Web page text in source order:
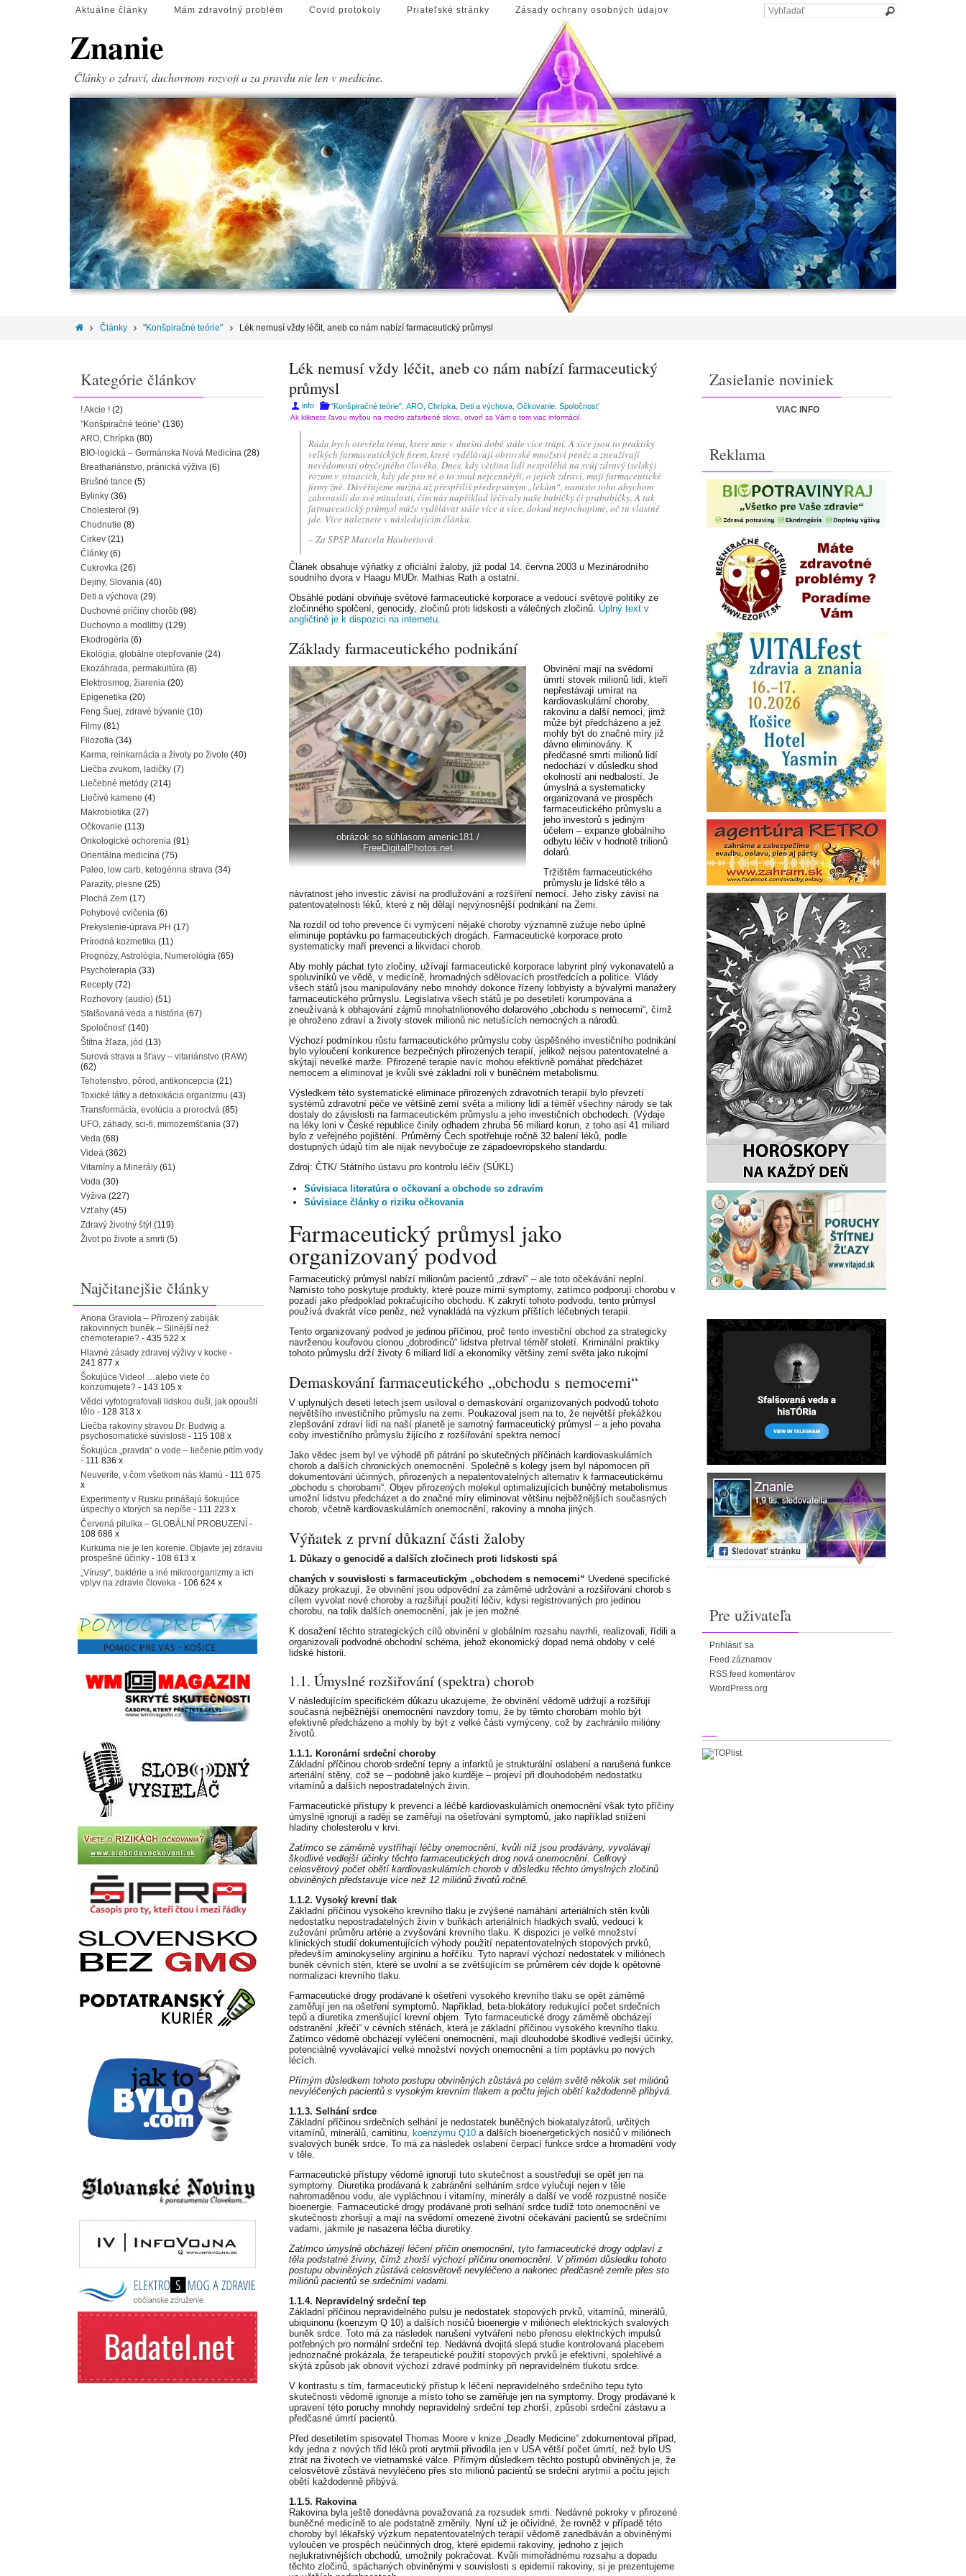
Aktuálne články Mám zdravotný problém Covid protokoly Priateľské stránky Zásady ochrany osobných údajov
Znanie
Články o zdraví, duchovnom rozvoji a za pravdu nie len v medicíne.
Články "Konšpiračné teórie" Lék nemusí vždy léčit, aneb co nám nabízí farmaceutický průmysl
Lék nemusí vždy léčit, aneb co nám nabízí farmaceutický
průmysl
info "Konšpiračné teórie", ARO, Chrípka, Deti a výchova, Očkovanie, Spoločnosť
Ak kliknete ľavou myšou na modro zafarbené slovo, otvorí sa Vám o tom viac informácií.
Ráda bych otevřela téma, které mne v dnešní době stále více trápí. A sice jsou to praktiky
velkých farmaceutických firem, které vydělávají obrovské množství peněz a zneužívají
nevědomosti obyčejného člověka. Dnes, kdy většina lidí nespoléhá na svůj zdravý (selský)
rozum v situacích, kdy jde pro ně o to snad nejcennější, o jejich zdraví, mají farmaceutické
firmy žně. Důvěřujeme možná až přespříliš předepsaným „lékům“, namísto toho abychom
zabrousili do své minulosti, čím nás například léčívaly naše babičky či prababičky. A tak
farmaceutický průmysl může vydělávat stále více a více, dokud nepochopíme, oč tu vlastně
jde. Více naleznete v následujícím článku.
– Za SPSP Marcela Haubertová
Článek obsahuje výňatky z oficiální žaloby, již podal 14. června 2003 u Mezinárodního
soudního dvora v Haagu MUDr. Mathias Rath a ostatní.
Obsáhlé podání obviňuje světové farmaceutické korporace a vedoucí světové politiky ze
zločinného spolčení, genocidy, zločinů proti lidskosti a válečných zločinů. Úplný text v
angličtině je k dispozici na internetu.
Základy farmaceutického podnikání
obrázok so súhlasom amenic181 /
FreeDigitalPhotos.net
Obvinění mají na svědomí
úmrtí stovek milionů lidí, kteří
nepřestávají umírat na
kardiovaskulární choroby,
rakovinu a další nemoci, jimž
může být předcházeno a jež
mohly být do značné míry již
dávno eliminovány. K
předčasné smrti milionů lidí
nedochází v důsledku shod
okolností ani nedbalostí. Je
úmyslná a systematicky
organizovaná ve prospěch
farmaceutického průmyslu a
jeho investorů s jediným
účelem – expanze globálního
odbytu léčiv v hodnotě trilionů
dolarů.
Tržištěm farmaceutického
průmyslu je lidské tělo a
návratnost jeho investic závisí na prodlužování a rozšíření nemocí. Jeho zisky závisí na
patentovatelnosti léků, které z něj dělají nejvýnosnější podnikání na Zemi.
Na rozdíl od toho prevence či vymýcení nějaké choroby významně zužuje nebo úplně
eliminuje poptávku po farmaceutických drogách. Farmaceutické korporace proto
systematicky maří prevenci a likvidaci chorob.
Aby mohly páchat tyto zločiny, užívají farmaceutické korporace labyrint plný vykonavatelů a
spoluviníků ve vědě, v medicíně, hromadných sdělovacích prostředcích a politice. Vlády
všech států jsou manipulovány nebo mnohdy dokonce řízeny lobbyisty a bývalými manažery
farmaceutického průmyslu. Legislativa všech států je po desetiletí korumpována a
zneužívaná k obhajování zájmů mnohatrilionového dolarového „obchodu s nemocemi“, čímž
je ohroženo zdraví a životy stovek milionů nic netušících nemocných a národů.
Výchozí podmínkou růstu farmaceutického průmyslu coby úspěšného investičního podnikání
bylo vyloučení konkurence bezpečných přirozených terapií, jelikož nejsou patentovatelné a
skýtají nevelké marže. Přirozené terapie navíc mohou efektivně pomáhat předcházet
nemocem a eliminovat je kvůli své základní roli v buněčném metabolismu.
Výsledkem této systematické eliminace přirozených zdravotních terapií bylo převzetí
systémů zdravotní péče ve většině zemí světa a miliony lidí a téměř všechny národy se tak
dostaly do závislosti na farmaceutickém průmyslu a jeho investičních obchodech. (Výdaje
na léky loni v České republice činily odhadem zhruba 56 miliard korun, z toho asi 41 miliard
bylo z veřejného pojištění. Průměrný Čech spotřebuje ročně 32 balení léků, podle
dostupných údajů tím ale nijak nevybočuje ze západoevropského standardu.
Zdroj: ČTK/ Státního ústavu pro kontrolu léčiv (SÚKL)
Súvisiaca literatúra o očkovaní a obchode so zdravím
Súvisiace články o riziku očkovania
Farmaceutický průmysl jako
organizovaný podvod
Farmaceutický průmysl nabízí milionům pacientů „zdraví“ – ale toto očekávání neplní.
Namísto toho poskytuje produkty, které pouze mírní symptomy, zatímco podporují chorobu v
pozadí jako předpoklad pokračujícího obchodu. K zakrytí tohoto podvodu, tento průmysl
používá dvakrát více peněz, než vynakládá na výzkum příštích léčebných terapií.
Tento organizovaný podvod je jedinou příčinou, proč tento investiční obchod za strategicky
navrženou kouřovou clonou „dobrodinců“ lidstva přetrval téměř století. Kriminální praktiky
tohoto průmyslu drží životy 6 miliard lidí a ekonomiky většiny zemí světa jako rukojmí
Demaskování farmaceutického „obchodu s nemocemi“
V uplynulých deseti letech jsem usiloval o demaskování organizovaných podvodů tohoto
největšího investičního průmyslu na zemi. Poukazoval jsem na to, že největší překážkou
zlepšování zdraví lidí na naší planetě je samotný farmaceutický průmysl – a jeho povaha
coby investičního průmyslu žijícího z rozšiřování spektra nemocí
Jako vědec jsem byl ve výhodě při pátrání po skutečných příčinách kardiovaskulárních
chorob a dalších chronických onemocnění. Společně s kolegy jsem byl nápomocen při
dokumentování účinných, přirozených a nepatentovatelných alternativ k farmaceutickému
„obchodu s chorobami“. Objev přirozených molekul optimalizujících buněčný metabolismus
umožní lidstvu předcházet a do značné míry eliminovat většinu nejběžnějších současných
chorob, včetně kardiovaskulárních onemocnění, rakoviny a mnoha jiných.
Výňatek z první důkazní části žaloby
1. Důkazy o genocidě a dalších zločinech proti lidskosti spá
chaných v souvislosti s farmaceutickým „obchodem s nemocemi“ Uvedené specifické
důkazy prokazují, že obvinění jsou odpovědní za záměrné udržování a rozšiřování chorob s
cílem vyvolat nové choroby a rozšiřují použití léčiv, kdysi registrovaných pro jedinou
chorobu, na tolik dalších onemocnění, jak je jen možné.
K dosažení těchto strategických cílů obvinění v globálním rozsahu navrhli, realizovali, řídili a
organizovali podvodné obchodní schéma, jehož ekonomický dopad nemá obdoby v celé
lidské historii.
1.1. Úmyslné rozšiřování (spektra) chorob
V následujícím specifickém důkazu ukazujeme, že obvinění vědomě udržují a rozšiřují
současná nejběžnější onemocnění navzdory tomu, že by těmto chorobám mohlo být
efektivně předcházeno a mohly by být z velké části vymýceny, což by zachránilo milióny
životů.
1.1.1. Koronární srdeční choroby
Základní příčinou chorob srdeční tepny a infarktů je strukturální oslabení a narušená funkce
arteriální stěny, což se – podobně jako kurděje – projeví při dlouhodobém nedostatku
vitamínů a dalších nepostradatelných živin.
Farmaceutické přístupy k prevenci a léčbě kardiovaskulárních onemocnění však tyto příčiny
úmyslně ignorují a raději se zaměřují na ošetřování symptomů, jako například snížení
hladiny cholesterolu v krvi.
Zatímco se záměrně vystříhají léčby onemocnění, kvůli níž jsou prodávány, vyvolávají
škodlivé vedlejší účinky těchto farmaceutických drog nová onemocnění. Celkový
celosvětový počet obětí kardiovaskulárních chorob v důsledku těchto úmyslných zločinů
obviněných představuje více než 12 miliónů životů ročně.
1.1.2. Vysoký krevní tlak
Základní příčinou vysokého krevního tlaku je zvýšené namáhání arteriálních stěn kvůli
nedostatku nepostradatelných živin v buňkách arteriálních hladkých svalů, vedoucí k
zužování průměru artérie a zvyšování krevního tlaku. K dispozici je velké množství
klinických studií dokumentujících výhody použití nepatentovatelných stopových prvků,
především aminokyseliny argininu a hořčíku. Tyto napraví výchozí nedostatek v miliónech
buněk cévních stěn, které se uvolní a se zvětšujícím se průměrem cév dojde k opětovné
normalizaci krevního tlaku.
Farmaceutické drogy prodávané k ošetření vysokého krevního tlaku se opět záměrně
zaměřují jen na ošetření symptomů. Například, beta-blokátory redukující počet srdečních
tepů a diuretika zmenšující krevní objem. Tyto farmaceutické drogy záměrně obcházejí
odstranění „křeči“ v cévních stěnách, která je základní příčinou vysokého krevního tlaku.
Zatímco vědomě obcházejí vyléčení onemocnění, mají dlouhodobé škodlivé vedlejší účinky,
potenciálně vyvolávající velké množství nových onemocnění a tím poptávku po nových
lécích.
Přímým důsledkem tohoto postupu obviněných zůstává po celém světě několik set miliónů
nevyléčených pacientů s vysokým krevním tlakem a počtu jejich obětí každodenně přibývá.
1.1.3. Selhání srdce
Základní příčinou srdečních selhání je nedostatek buněčných biokatalyzátorů, určitých
vitamínů, minerálů, carnitinu, koenzymu Q10 a dalších bioenergetických nosičů v miliónech
svalových buněk srdce. To má za následek oslabení čerpací funkce srdce a hromadění vody
v těle.
Farmaceutické přístupy vědomě ignorují tuto skutečnost a soustřeďují se opět jen na
symptomy. Diuretika prodávaná k zabránění selháním srdce vylučují nejen v těle
nahromaděnou vodu, ale vypláchnou i vitamíny, minerály a další ve vodě rozpustné nosiče
bioenergie. Farmaceutické drogy prodávané proti selhání srdce tudíž toto onemocnění ve
skutečnosti zhoršují a mají na svědomí omezené životní očekávání pacientů se srdečními
vadami, jakmile je nasazena léčba diuretiky.
Zatímco úmyslně obcházejí léčení příčin onemocnění, tyto farmaceutické drogy odplaví z
těla podstatné živiny, čímž zhorší výchozí příčinu onemocnění. V přímém důsledku tohoto
postupu obviněných zůstává celosvětově nevyléčeno a nakonec předčasně zemře přes sto
miliónů pacientů se srdečními vadami.
1.1.4. Nepravidelný srdeční tep
Základní příčinou nepravidelného pulsu je nedostatek stopových prvků, vitamínů, minerálů,
ubiquinonu (koenzym Q 10) a dalších nosičů bioenergie v miliónech elektrických svalových
buněk srdce. Toto má za následek narušení vytváření nebo přenosu elektrických impulsů
potřebných pro normální srdeční tep. Nedávná dvojitá slepá studie kontrolovaná placebem
jednoznačné prokázala, že terapeutické použití stopových prvků je efektivní, spolehlivé a
skýtá způsob jak obnovit výchozí zdravé podmínky při nepravidelném tlukotu srdce.
V kontrastu s tím, farmaceutický přístup k léčení nepravidelného srdečního tepu tyto
skutečnosti vědomě ignoruje a místo toho se zaměřuje jen na symptomy. Drogy prodávané k
upravení této poruchy mnohdy nepravidelný srdeční tep zhorší, způsobí srdeční zástavu a
předčasné úmrtí pacientů.
Před desetiletím spisovatel Thomas Moore v knize „Deadly Medicine“ zdokumentoval případ,
kdy jedna z nových tříd léků proti arytmii přivodila jen v USA větší počet úmrtí, než bylo US
ztrát na životech ve vietnamské válce. Přímým důsledkem těchto postupů obviněných je, že
celosvětově zůstává nevyléčeno přes sto milionů pacientů se srdeční arytmií a počtu jejich
obětí každodenně přibývá.
1.1.5. Rakovina
Rakovina byla ještě donedávna považovaná za rozsudek smrti. Nedávné pokroky v přirozené
buněčné medicíně to ale podstatně změnily. Nyní už je očividné, že rovněž v případě této
choroby byl lékařský výzkum nepatentovatelných terapií vědomě zanedbáván a obviněnými
vyloučen ve prospěch neúčinných drog, které epidemii rakoviny, jednoho z jejich
nejlukrativnějších obchodů, umožnily pokračovat. Kvůli mimořádnému rozsahu a dopadu
těchto zločinů, spáchaných obviněnými v souvislosti s epidemií rakoviny, si je prezentujeme
Kategórie článkov
! Akcie ! (2)
"Konšpiračné teórie" (136)
ARO, Chrípka (80)
BIO-logická – Germánska Nová Medicína (28)
Breathariánstvo, pránická výživa (6)
Brušné tance (5)
Bylinky (36)
Cholesterol (9)
Chudnutie (8)
Cirkev (21)
Články (6)
Cukrovka (26)
Dejiny, Slovania (40)
Deti a výchova (29)
Duchovné príčiny chorôb (98)
Duchovno a modlitby (129)
Ekodrogéria (6)
Ekológia, globálne otepľovanie (24)
Ekozáhrada, permakultúra (8)
Elektrosmog, žiarenia (20)
Epigenetika (20)
Feng Šuej, zdravé bývanie (10)
Filmy (81)
Filozofia (34)
Karma, reinkarnácia a životy po živote (40)
Liečba zvukom, ladičky (7)
Liečebné metódy (214)
Liečivé kamene (4)
Makrobiotika (27)
Očkovanie (113)
Onkologické ochorenia (91)
Orientálna medicína (75)
Paleo, low carb, ketogénna strava (34)
Parazity, plesne (25)
Plochá Zem (17)
Pohybové cvičenia (6)
Prekyslenie-úprava PH (17)
Prírodná kozmetika (11)
Prognózy, Astrológia, Numerológia (65)
Psychoterapia (33)
Recepty (72)
Rozhovory (audio) (51)
Sfalšovaná veda a história (67)
Spoločnosť (140)
Štítna žľaza, jód (13)
Surová strava a šťavy – vitariánstvo (RAW)
(62)
Tehotenstvo, pôrod, antikoncepcia (21)
Toxické látky a detoxikácia organizmu (43)
Transformácia, evolúcia a proroctvá (85)
UFO, záhady, sci-fi, mimozemšťania (37)
Veda (68)
Videá (362)
Vitamíny a Minerály (61)
Voda (30)
Výživa (227)
Vzťahy (45)
Zdravý životný štýl (119)
Život po živote a smrti (5)
Najčitanejšie články
Anona Graviola – Přirozený zabiják
rakovinných buněk – Silnější než
chemoterapie? - 435 522 x
Hlavné zásady zdravej výživy v kocke -
241 877 x
Šokujúce Video! …alebo viete čo
konzumujete? - 143 105 x
Vědci vyfotografovali lidskou duši, jak opouští
tělo - 128 313 x
Liečba rakoviny stravou Dr. Budwig a
psychosomatické súvislosti - 115 108 x
Šokujúca „pravda“ o vode – liečenie pitím vody
- 111 836 x
Neuveríte, v čom všetkom nás klamú - 111 675
x
Experimenty v Rusku prinášajú šokujúce
úspechy o ktorých sa nepíše - 111 223 x
Červená pilulka – GLOBÁLNÍ PROBUZENÍ -
108 686 x
Kurkuma nie je len korenie. Objavte jej zdraviu
prospešné účinky - 108 613 x
„Vírusy“, baktérie a iné mikroorganizmy a ich
vplyv na zdravie človeka - 106 624 x
Zasielanie noviniek
VIAC INFO
Reklama
Pre uživateľa
Prihlásiť sa
Feed záznamov
RSS feed komentárov
WordPress.org